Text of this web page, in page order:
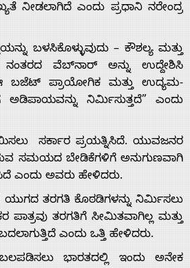
ನೀಡಲಾಗಿದೆ ಎಂದು ಪ್ರಧಾನಿ ನರೇಂದ್ರ
ಬಳಸಿಕೊಳ್ಳುವುದು – ಕೌಶಲ್ಯ ಮತ್ತು
ನಂತರದ ವೆಬ್‌ನಾರ್ ಅನ್ನು ಉದ್ದೇಶಿಸಿ
ಪ್ರಾಯೋಗಿಕ ಮತ್ತು ಉದ್ಯಮ-
ಅಡಿಪಾಯವನ್ನು ನಿರ್ಮಿಸುತ್ತದೆ” ಎಂದು
ಸರ್ಕಾರ ಪ್ರಯತ್ನಿಸಿದೆ. ಯುವಜನರ
ಸಮಯದ ಬೇಡಿಕೆಗಳಿಗೆ ಅನುಗುಣವಾಗಿ
ಎಂದು ಅವರು ಹೇಳಿದರು.
ಯುಗದ ತರಗತಿ ಕೊಠಡಿಗಳನ್ನು ನಿರ್ಮಿಸಲು
ಪಾತ್ರವು ತರಗತಿಗೆ ಸೀಮಿತವಾಗಿಲ್ಲ ಮತ್ತು
ಬದಲಾಗುತ್ತಿದೆ ಎಂದು ಒತ್ತಿ ಹೇಳಿದರು.
ಬಲಪಡಿಸಲು ಭಾರತದಲ್ಲಿ ಇಂದು ಅನೇಕ